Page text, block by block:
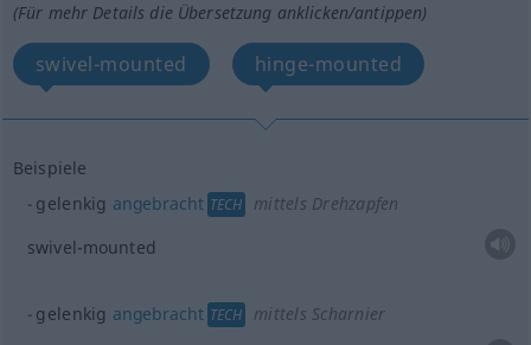
(Für mehr Details die Übersetzung anklicken/antippen)
swivel-mounted hinge-mounted
Beispiele
gelenkig angebracht TECH
mittels Drehzapfen
swivel-mounted
gelenkig angebracht TECH
mittels Scharnier